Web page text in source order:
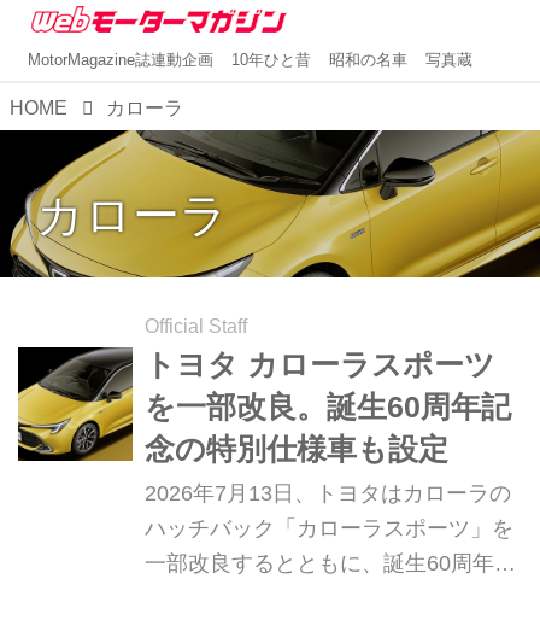
MotorMagazine誌連動企画 10年ひと昔 昭和の名車 写真蔵
HOME カローラ
カローラ
Official Staff
トヨタ カローラスポーツ
を一部改良。誕生60周年記
念の特別仕様車も設定
2026年7月13日、トヨタはカローラの
ハッチバック「カローラスポーツ」を
一部改良するとともに、誕生60周年を